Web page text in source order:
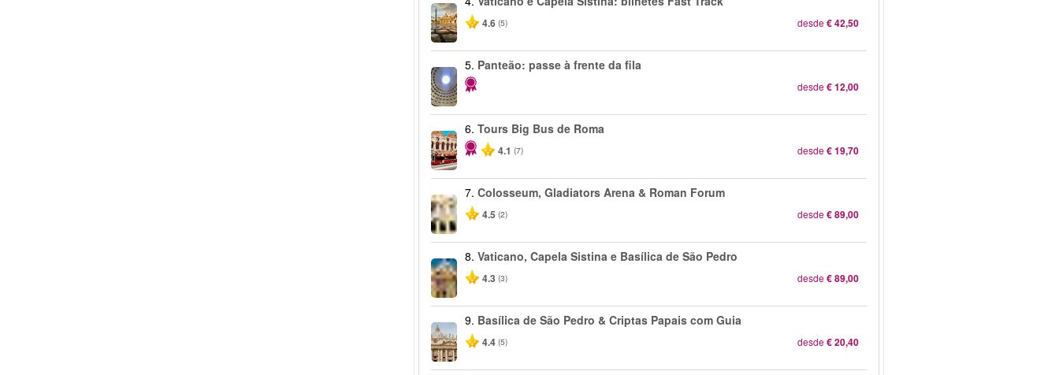
4.6 (5) desde€ 42,50
5. Panteão: passe à frente da fila
desde€ 12,00
6.Tours Big Bus de Roma
4.1 (7) desde€ 19,70
7.Colosseum, Gladiators Arena & Roman Forum
4.5 (2) desde€ 89,00
8.Vaticano, Capela Sistina e Basílica de São Pedro
4.3 (3) desde€ 89,00
9. Basílica de São Pedro & Criptas Papais com Guia
4.4 (5) desde€ 20,40